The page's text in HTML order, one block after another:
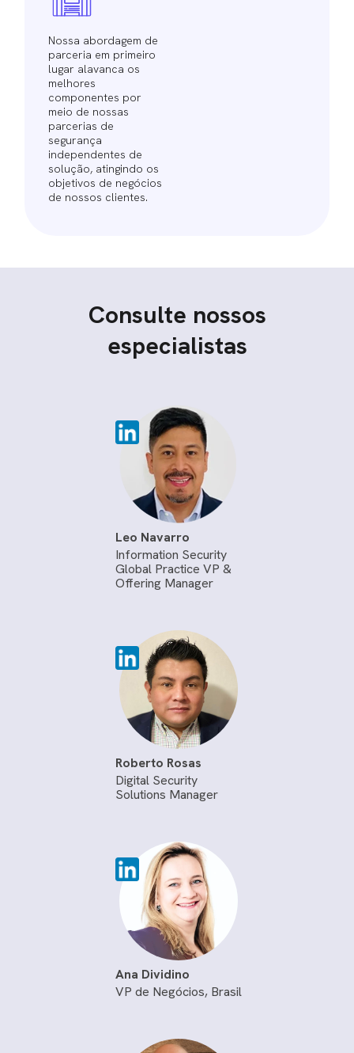
Nossa abordagem de
parceria em primeiro
lugar alavanca os
melhores
componentes por
meio de nossas
parcerias de
segurança
independentes de
solução, atingindo os
objetivos de negócios
de nossos clientes.
Consulte nossos
especialistas
Leo Navarro
Information Security
Global Practice VP &
Offering Manager
Roberto Rosas
Digital Security
Solutions Manager
Ana Dividino
VP de Negócios, Brasil